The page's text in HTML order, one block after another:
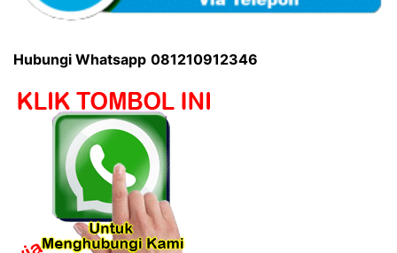
Hubungi Whatsapp 081210912346